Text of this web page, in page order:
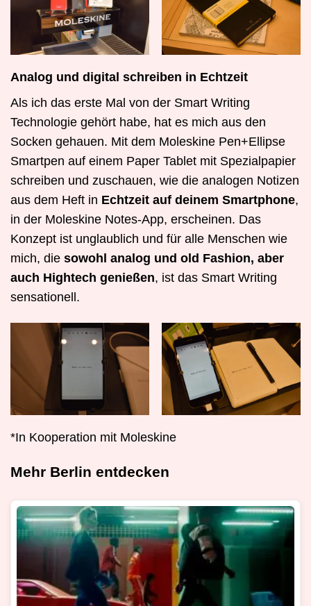
Analog und digital schreiben in Echtzeit
Als ich das erste Mal von der Smart Writing
Technologie gehört habe, hat es mich aus den
Socken gehauen. Mit dem Moleskine Pen+Ellipse
Smartpen auf einem Paper Tablet mit Spezialpapier
schreiben und zuschauen, wie die analogen Notizen
aus dem Heft in Echtzeit auf deinem Smartphone,
in der Moleskine Notes-App, erscheinen. Das
Konzept ist unglaublich und für alle Menschen wie
mich, die sowohl analog und old Fashion, aber
auch Hightech genießen, ist das Smart Writing
sensationell.
*In Kooperation mit Moleskine
Mehr Berlin entdecken